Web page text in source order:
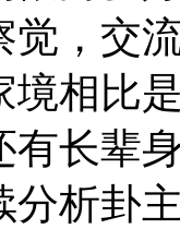
觉，交
境相比
有长辈
分析卦